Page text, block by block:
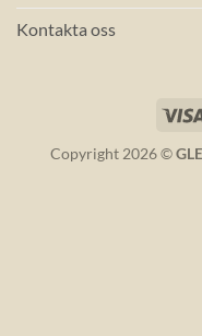
Kontakta oss
Copyright 2026 ©